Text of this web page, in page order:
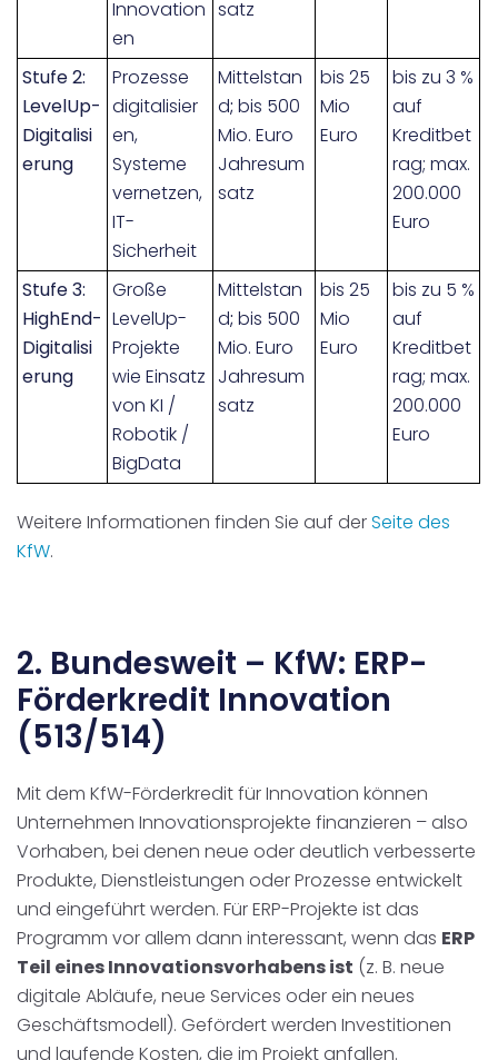
Innovation
en
satz
Stufe 2:
LevelUp-
Digitalisi
erung
Prozesse
digitalisier
en,
Systeme
vernetzen,
IT-
Sicherheit
Mittelstan
d;bis 500
Mio. Euro
Jahresum
satz
bis 25
Mio
Euro
bis zu 3 %
auf
Kreditbet
rag; max.
200.000
Euro
Stufe 3:
HighEnd-
Digitalisi
erung
Große
LevelUp-
Projekte
wie Einsatz
von KI /
Robotik /
BigData
Mittelstan
d;bis 500
Mio. Euro
Jahresum
satz
bis 25
Mio
Euro
bis zu 5 %
auf
Kreditbet
rag; max.
200.000
Euro
Weitere Informationen finden Sie auf derSeite des
KfW.
2. Bundesweit – KfW: ERP-
Förderkredit Innovation
(513/514)
Mit dem KfW-Förderkredit für Innovation können
Unternehmen Innovationsprojekte finanzieren – also
Vorhaben, bei denen neue oder deutlich verbesserte
Produkte, Dienstleistungen oder Prozesse entwickelt
und eingeführt werden. Für ERP-Projekte ist das
Programm vor allem dann interessant, wenn das ERP
Teil eines Innovationsvorhabens ist (z. B. neue
digitale Abläufe, neue Services oder ein neues
Geschäftsmodell). Gefördert werden Investitionen
und laufende Kosten, die im Projekt anfallen.